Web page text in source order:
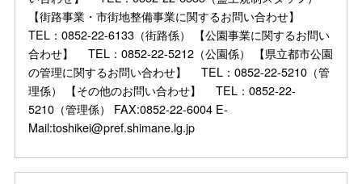
【街路事業・市街地整備事業に関するお問い合わせ】
TEL：0852-22-6133（街路係） 【公園事業に関するお問い
合わせ】 TEL：0852-22-5212（公園係） 【県立都市公園
の管理に関するお問い合わせ】 TEL：0852-22-5210（管
理係） 【その他のお問い合わせ】 TEL：0852-22-
5210（管理係） FAX:0852-22-6004 E-
Mail:toshikei@pref.shimane.lg.jp